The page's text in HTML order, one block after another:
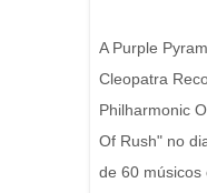
A Purple
Cleopatra
Philharmonic
Of Rush" no
de 60 músicos